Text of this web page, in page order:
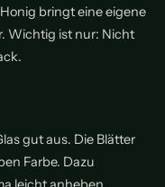
bringt eine eigene
Wichtig ist nur: Nicht
gut aus. Die Blätter
Farbe. Dazu